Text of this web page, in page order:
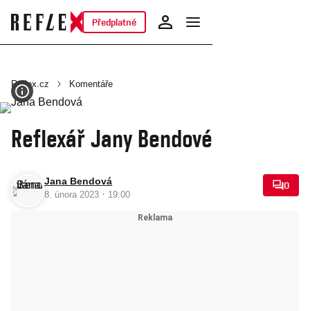
Předplatné
Reflex.cz Komentáře
Reflexář Jany Bendové
Jana Bendová
8. února 2023 · 19:00
0